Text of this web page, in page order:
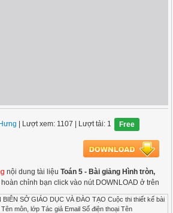
| Lượt xem: 1107 | Lượt tải: 1 Free
nội dung tài liệuToán 5 - Bài giảng Hình tròn,
chỉnh bạn click vào nút DOWNLOAD ở trên
SỞ GIÁO DỤC VÀ ĐÀO TẠO Cuộc thi thiết kế bài
môn, lớp Tác giả Email Số điện thoại Tên